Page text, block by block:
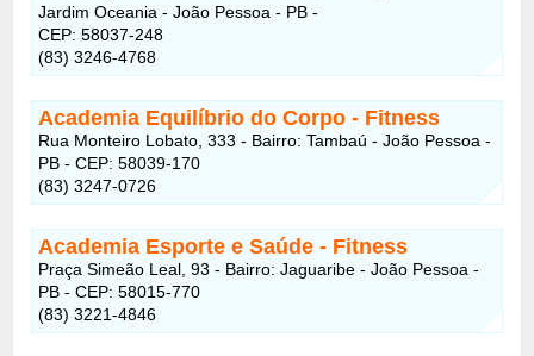
Jardim Oceania - João Pessoa - PB -
CEP: 58037-248
(83) 3246-4768
Academia Equilíbrio do Corpo- Fitness
Rua Monteiro Lobato, 333 - Bairro: Tambaú - João Pessoa -
PB - CEP: 58039-170
(83) 3247-0726
Academia Esporte e Saúde- Fitness
Praça Simeão Leal, 93 - Bairro: Jaguaribe - João Pessoa -
PB - CEP: 58015-770
(83) 3221-4846